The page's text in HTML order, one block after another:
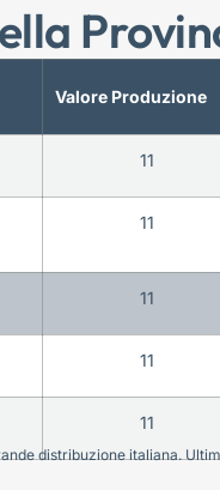
Valore Produzione
11
11
11
11
11
distribuzione italiana.